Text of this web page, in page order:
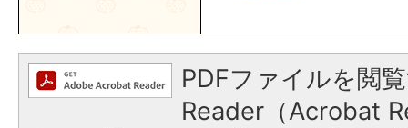
PDFファイルを閲
Reader（Acrobat